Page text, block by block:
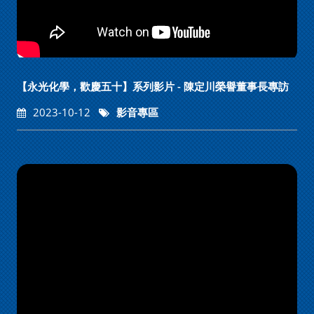
【永光化學，歡慶五十】系列影片 - 陳定川榮譽董事長專訪
2023-10-12
影音專區